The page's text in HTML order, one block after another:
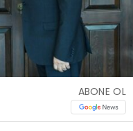
ABONE OL